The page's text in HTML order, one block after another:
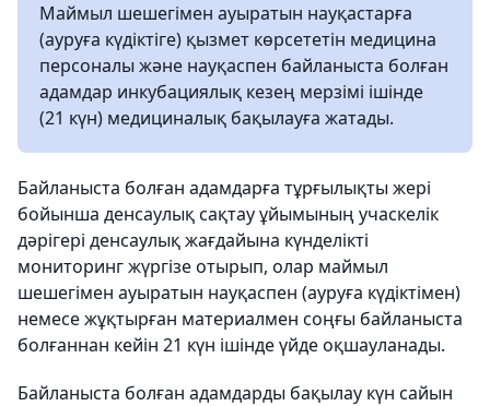
Маймыл шешегімен ауыратын науқастарға
(ауруға күдіктіге) қызмет көрсететін медицина
персоналы және науқаспен байланыста болған
адамдар инкубациялық кезең мерзімі ішінде
(21 күн) медициналық бақылауға жатады.
Байланыста болған адамдарға тұрғылықты жері
бойынша денсаулық сақтау ұйымының учаскелік
дәрігері денсаулық жағдайына күнделікті
мониторинг жүргізе отырып, олар маймыл
шешегімен ауыратын науқаспен (ауруға күдіктімен)
немесе жұқтырған материалмен соңғы байланыста
болғаннан кейін 21 күн ішінде үйде оқшауланады.
Байланыста болған адамдарды бақылау күн сайын